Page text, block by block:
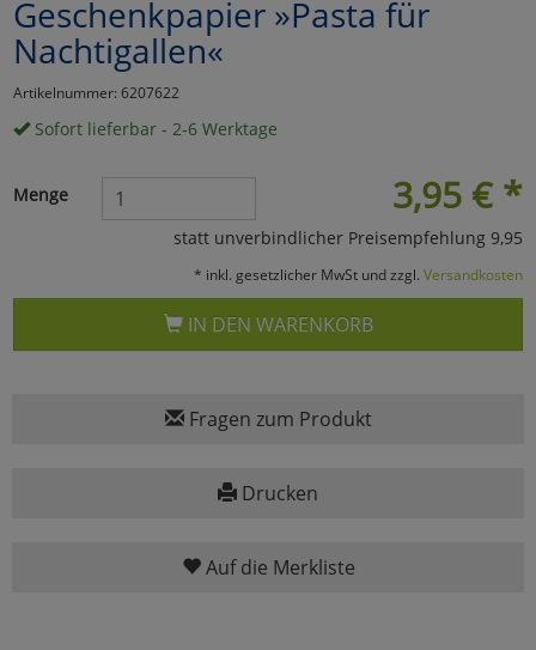
Geschenkpapier »Pasta für
Nachtigallen«
Artikelnummer: 6207622
Sofort lieferbar - 2-6 Werktage
3,95 € *
Menge
statt unverbindlicher Preisempfehlung 9,95
* inkl. gesetzlicher MwSt und zzgl. Versandkosten
IN DEN WARENKORB
Fragen zum Produkt
Drucken
Auf die Merkliste
Marketing
Cookies
zurückzu Haupptseite